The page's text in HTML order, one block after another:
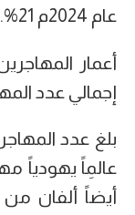
عام 2024م 21%.
إجمالي عدد
عالمِاً يهودياً
أيضاً ألفان من